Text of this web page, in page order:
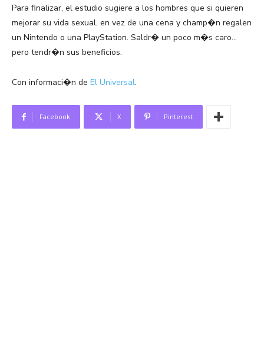
Para finalizar, el estudio sugiere a los hombres que si quieren
mejorar su vida sexual, en vez de una cena y champ�n regalen
un Nintendo o una PlayStation. Saldr� un poco m�s caro…
pero tendr�n sus beneficios.
Con informaci�n de El Universal.
Facebook X Pinterest